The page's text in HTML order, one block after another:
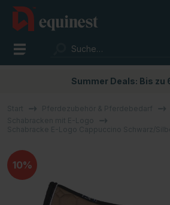
Summer Deals: Bis zu
10%